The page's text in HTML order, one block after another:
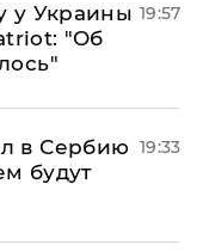
у Украины
"Об
19:57
в Сербию
будут
19:33